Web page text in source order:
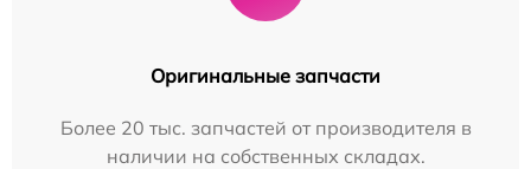
Оригинальные запчасти
Более 20 тыс. запчастей от производителя в
наличии на собственных складах.